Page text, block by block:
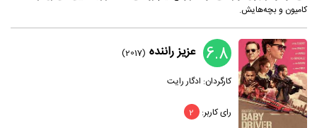
کامیون و بچه‌هایش.
6.8 عزیز راننده (2017)
کارگردان: ادگار رایت
رای کاربر: 2